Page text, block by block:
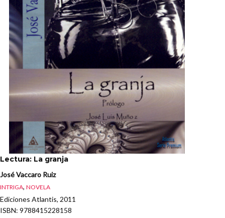
Lectura: La granja
José Vaccaro Ruiz
INTRIGA, NOVELA
Ediciones Atlantis, 2011
ISBN: 9788415228158